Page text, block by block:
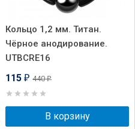
Кольцо 1,2 мм. Титан.
Чёрное анодирование.
UTBCRE16
115 ₽ 440₽
В корзину